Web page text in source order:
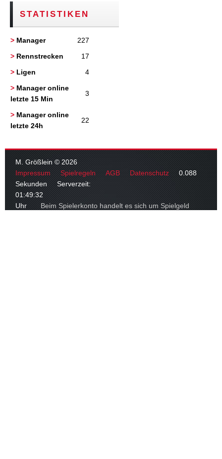
STATISTIKEN
> Manager
227
> Rennstrecken
17
> Ligen
4
> Manager online
letzte 15 Min
3
> Manager online
letzte 24h
22
M. Größlein © 2026
Impressum
Spielregeln AGB Datenschutz0.088
Sekunden Serverzeit:
01:49:32
Uhr Beim Spielerkonto handelt es sich um Spielgeld